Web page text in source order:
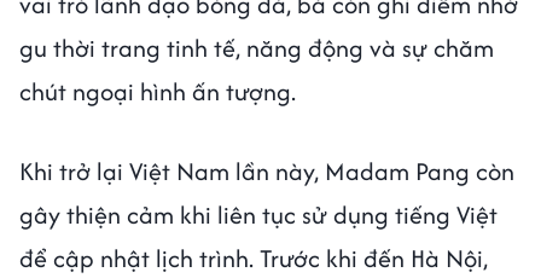
gu thời trang tinh tế, năng động và sự chăm
chút ngoại hình ấn tượng.
Khi trở lại Việt Nam lần này, Madam Pang còn
gây thiện cảm khi liên tục sử dụng tiếng Việt
để cập nhật lịch trình. Trước khi đến Hà Nội,